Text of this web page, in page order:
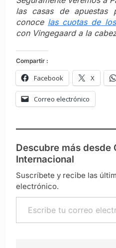
las casas de apuestas
conoce las cuotas de
con Vingegaard a la
Compartir :
Facebook X
Correo electrónico
Descubre más desde
Internacional
Suscríbete y recibe las
electrónico.
Escribe tu correo